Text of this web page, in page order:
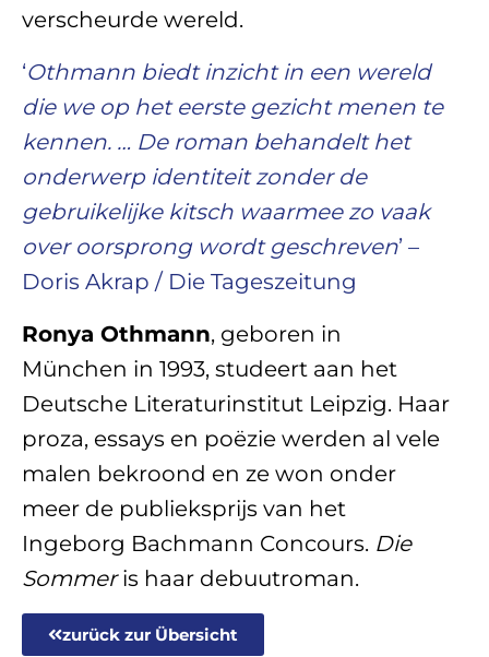
verscheurde wereld.
‘Othmann biedt inzicht in een wereld
die we op het eerste gezicht menen te
kennen. … De roman behandelt het
onderwerp identiteit zonder de
gebruikelijke kitsch waarmee zo vaak
over oorsprong wordt geschreven’ –
Doris Akrap / Die Tageszeitung
Ronya Othmann, geboren in
München in 1993, studeert aan het
Deutsche Literaturinstitut Leipzig. Haar
proza, essays en poëzie werden al vele
malen bekroond en ze won onder
meer de publieksprijs van het
Ingeborg Bachmann Concours. Die
Sommeris haar debuutroman.
zurück zur Übersicht